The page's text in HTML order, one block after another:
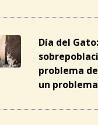
Día del
problema
un